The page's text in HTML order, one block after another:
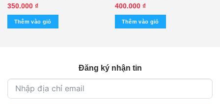
Em (Nguyên Seal) KGTC
350.000 ₫
Thêm vào giỏ
Hoàng Tâm 1 (3 Góc, bìa sau
in vi tính) KGVHC – cái
400.000 ₫
Thêm vào giỏ
Đăng ký nhận tin